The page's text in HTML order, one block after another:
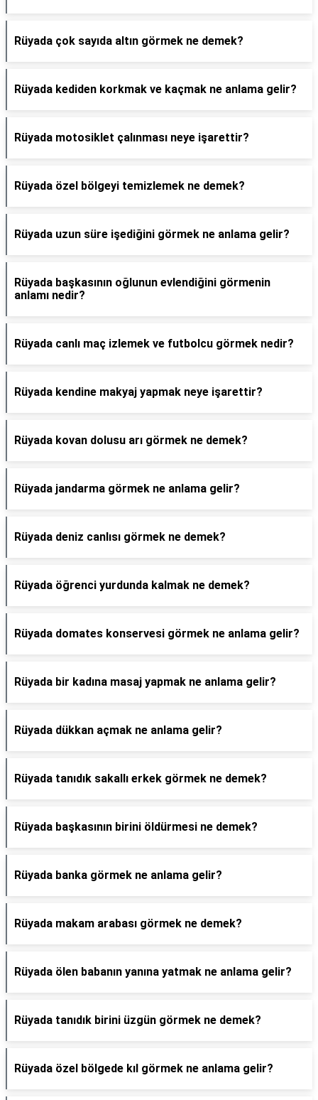
Rüyada çok sayıda altın görmek ne demek?
Rüyada kediden korkmak ve kaçmak ne anlama gelir?
Rüyada motosiklet çalınması neye işarettir?
Rüyada özel bölgeyi temizlemek ne demek?
Rüyada uzun süre işediğini görmek ne anlama gelir?
Rüyada başkasının oğlunun evlendiğini görmenin
anlamı nedir?
Rüyada canlı maç izlemek ve futbolcu görmek nedir?
Rüyada kendine makyaj yapmak neye işarettir?
Rüyada kovan dolusu arı görmek ne demek?
Rüyada jandarma görmek ne anlama gelir?
Rüyada deniz canlısı görmek ne demek?
Rüyada öğrenci yurdunda kalmak ne demek?
Rüyada domates konservesi görmek ne anlama gelir?
Rüyada bir kadına masaj yapmak ne anlama gelir?
Rüyada dükkan açmak ne anlama gelir?
Rüyada tanıdık sakallı erkek görmek ne demek?
Rüyada başkasının birini öldürmesi ne demek?
Rüyada banka görmek ne anlama gelir?
Rüyada makam arabası görmek ne demek?
Rüyada ölen babanın yanına yatmak ne anlama gelir?
Rüyada tanıdık birini üzgün görmek ne demek?
Rüyada özel bölgede kıl görmek ne anlama gelir?